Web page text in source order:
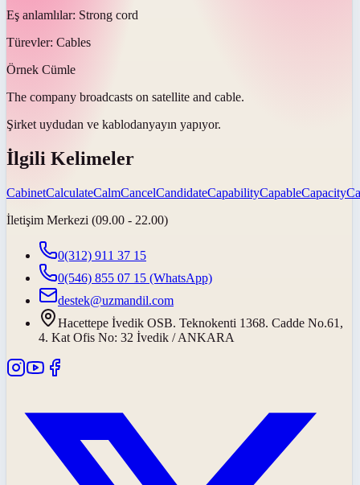
Eş anlamlılar: Strong cord
Türevler: Cables
Örnek Cümle
The company broadcasts on satellite and cable.
Şirket uydudan ve kablodanyayın yapıyor.
İlgili Kelimeler
CabinetCalculateCalmCancelCandidateCapabilityCapableCapacity
İletişim Merkezi (09.00 - 22.00)
0(312) 911 37 15
0(546) 855 07 15 (WhatsApp)
destek@uzmandil.com
Hacettepe İvedik OSB. Teknokenti 1368. Cadde No.61,
4. Kat Ofis No: 32 İvedik / ANKARA